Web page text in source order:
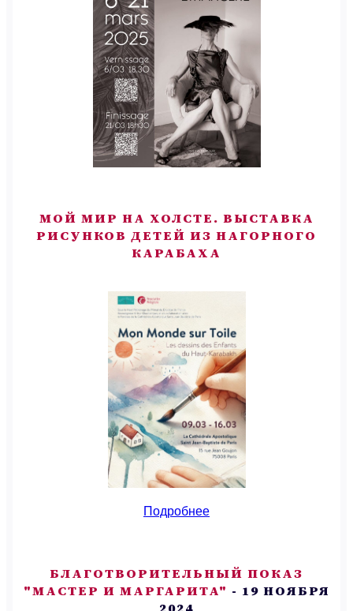
МОЙ МИР НА ХОЛСТЕ. ВЫСТАВКА
РИСУНКОВ ДЕТЕЙ ИЗ НАГОРНОГО
КАРАБАХА
Подробнее
БЛАГОТВОРИТЕЛЬНЫЙ ПОКАЗ
"МАСТЕР И МАРГАРИТА" - 19 НОЯБРЯ